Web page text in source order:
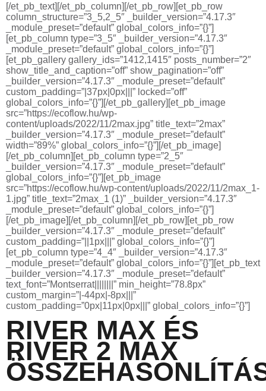
[/et_pb_text][/et_pb_column][/et_pb_row][et_pb_row
column_structure=”3_5,2_5″ _builder_version=”4.17.3″
_module_preset=”default” global_colors_info=”{}”]
[et_pb_column type=”3_5″ _builder_version=”4.17.3″
_module_preset=”default” global_colors_info=”{}”]
[et_pb_gallery gallery_ids=”1412,1415″ posts_number=”2″
show_title_and_caption=”off” show_pagination=”off”
_builder_version=”4.17.3″ _module_preset=”default”
custom_padding=”|37px|0px|||” locked=”off”
global_colors_info=”{}”][/et_pb_gallery][et_pb_image
src=”https://ecoflow.hu/wp-
content/uploads/2022/11/2max.jpg” title_text=”2max”
_builder_version=”4.17.3″ _module_preset=”default”
width=”89%” global_colors_info=”{}”][/et_pb_image]
[/et_pb_column][et_pb_column type=”2_5″
_builder_version=”4.17.3″ _module_preset=”default”
global_colors_info=”{}”][et_pb_image
src=”https://ecoflow.hu/wp-content/uploads/2022/11/2max_1-
1.jpg” title_text=”2max_1 (1)” _builder_version=”4.17.3″
_module_preset=”default” global_colors_info=”{}”]
[/et_pb_image][/et_pb_column][/et_pb_row][et_pb_row
_builder_version=”4.17.3″ _module_preset=”default”
custom_padding=”||1px|||” global_colors_info=”{}”]
[et_pb_column type=”4_4″ _builder_version=”4.17.3″
_module_preset=”default” global_colors_info=”{}”][et_pb_text
_builder_version=”4.17.3″ _module_preset=”default”
text_font=”Montserrat||||||||” min_height=”78.8px”
custom_margin=”|-44px|-8px|||”
custom_padding=”0px|11px|0px|||” global_colors_info=”{}”]
RIVER MAX ÉS
RIVER 2 MAX